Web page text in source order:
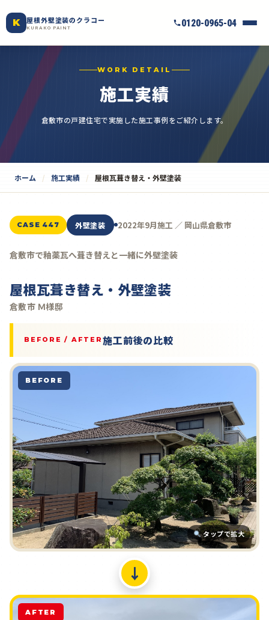
K 屋根外壁塗装のクラコー
KURAKO PAINT 0120-0965-04
WORK DETAIL
施工実績
倉敷市の戸建住宅で実施した施工事例をご紹介します。
ホーム 施工実績 屋根瓦葺き替え・外壁塗装
CASE 447 外壁塗装 2022年9月施工 ／ 岡山県倉敷市
倉敷市で釉薬瓦へ葺き替えと一緒に外壁塗装
屋根瓦葺き替え・外壁塗装
倉敷市 Ｍ様邸
BEFORE / AFTER 施工前後の比較
タップで拡大
BEFORE
↓
AFTER